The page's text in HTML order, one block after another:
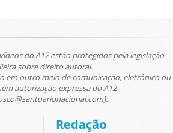
do A12 estão protegidos pela legislação
sobre direito autoral.
em outro meio de comunicação, eletrônico ou
autorização expressa do A12
Redação